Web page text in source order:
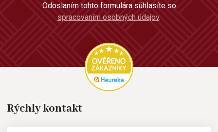
Odoslaním tohto formulára súhlasíte so
spracovaním osobných údajov.
Rýchly kontakt